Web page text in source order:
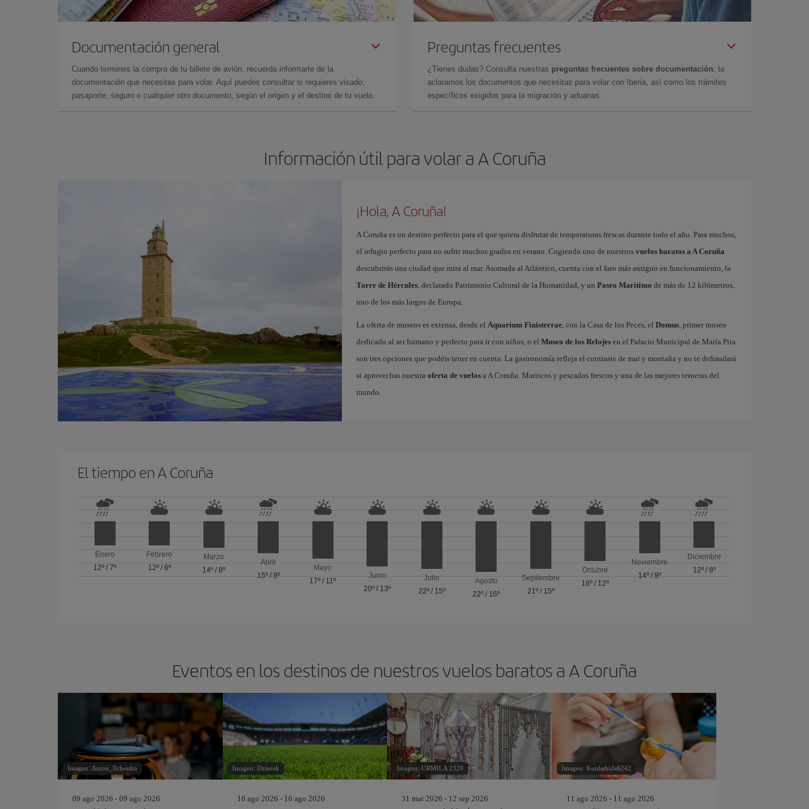
Documentación general
Cuando termines la compra de tu billete de avión, recuerda informarte de la
documentación que necesitas para volar. Aquí puedes consultar si requieres visado,
pasaporte, seguro o cualquier otro documento, según el origen y el destino de tu vuelo.
Preguntas frecuentes
¿Tienes dudas? Consulta nuestras preguntas frecuentes sobre documentación: te
aclaramos los documentos que necesitas para volar con Iberia, así como los trámites
específicos exigidos para la migración y aduanas.
Información útil para volar a A Coruña
¡Hola, A Coruña!
A Coruña es un destino perfecto para el que quiera disfrutar de temperaturas frescas durante todo el año. Para muchos,
el refugio perfecto para no sufrir muchos grados en verano. Cogiendo uno de nuestros vuelos baratos a A Coruña
descubrirás una ciudad que mira al mar. Asomada al Atlántico, cuenta con el faro más antiguo en funcionamiento, la
Torre de Hércules, declarado Patrimonio Cultural de la Humanidad, y un Paseo Marítimo de más de 12 kilómetros,
uno de los más largos de Europa.
La oferta de museos es extensa, desde el Aquarium Finisterrae, con la Casa de los Peces, el Domus, primer museo
dedicado al ser humano y perfecto para ir con niños, o el Museo de los Relojesen el Palacio Municipal de María Pita
son tres opciones que podéis tener en cuenta. La gastronomía refleja el contraste de mar y montaña y no te defraudará
si aprovechas nuestra oferta de vuelosa A Coruña. Mariscos y pescados frescos y una de las mejores terneras del
mundo.
El tiempo en A Coruña
Enero
12º /7º
Febrero
12º/ 6º
Marzo
14º /8º
Abril
15º/ 9º
Mayo
17º / 11º
Junio
20º / 13º
Julio
22º/ 15º
Agosto
22º / 16º
Septiembre
21º/ 15º
Octubre
18º / 12º
Noviembre
14º /9º
Diciembre
12º/ 8º
Eventos en los destinos de nuestros vuelos baratos a A Coruña
Imagen: Anton_Ilchenko
09 ago 2026 - 09 ago 2026
Imagen: Dziurek
16 ago 2026 - 16 ago 2026
Imagen: URMILA 2320
31 mar 2026 - 12 sep 2026
Imagen: Kunlathida6242
11 ago 2026 - 11 ago 2026